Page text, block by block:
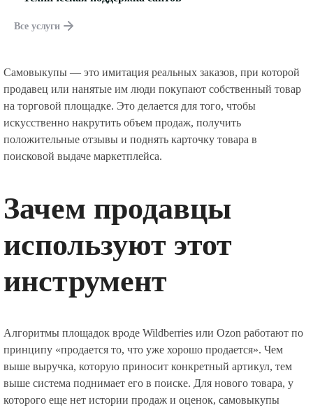
Все услуги
Самовыкупы — это имитация реальных заказов, при которой
продавец или нанятые им люди покупают собственный товар
на торговой площадке. Это делается для того, чтобы
искусственно накрутить объем продаж, получить
положительные отзывы и поднять карточку товара в
поисковой выдаче маркетплейса.
Зачем продавцы
используют этот
инструмент
Алгоритмы площадок вроде Wildberries или Ozon работают по
принципу «продается то, что уже хорошо продается». Чем
выше выручка, которую приносит конкретный артикул, тем
выше система поднимает его в поиске. Для нового товара, у
которого еще нет истории продаж и оценок, самовыкупы